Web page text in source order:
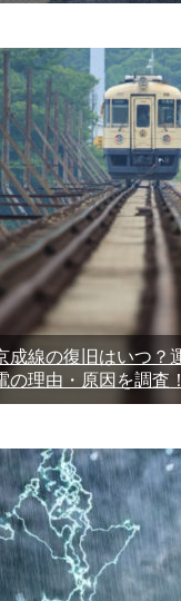
成線の復旧はいつ？
の理由・原因を調査！